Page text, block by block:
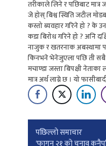
तरीकाले लिने र पछिबाट मात्र
जे होस् बिश्व स्थिति जटील
कस्तो ब्यवहार गरिने हो ? के
कडा बिरोध गरिने हो ? अनि
नाजुक र खतरनाक अबस्थामा
किनभने भेनेजुएला पछि ती सबै
मचाण्डा जस्ता बिपक्षी
मात्र अर्थ लाग्ने छ । यो
Post
पछिल्लाे समाचार